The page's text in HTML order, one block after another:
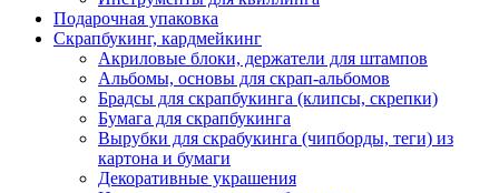
Подарочная упаковка
Скрапбукинг, кардмейкинг
Акриловые блоки, держатели для штампов
Альбомы, основы для скрап-альбомов
Брадсы для скрапбукинга (клипсы, скрепки)
Бумага для скрапбукинга
Вырубки для скрабукинга (чипборды, теги) из
картона и бумаги
Декоративные украшения